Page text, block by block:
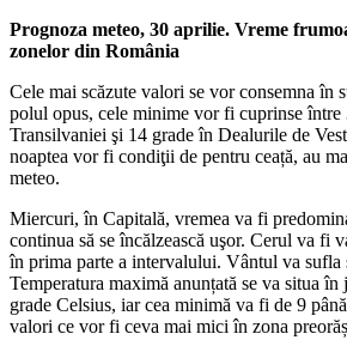
Prognoza meteo, 30 aprilie. Vreme
zonelor din România
Cele mai scăzute valori se vor consemna în
polul opus, cele minime vor fi cuprinse între
Transilvaniei şi 14 grade în Dealurile de
noaptea vor fi condiţii de pentru ceață, au
meteo.
Miercuri, în Capitală, vremea va fi
continua să se încălzească uşor. Cerul va fi
în prima parte a intervalului. Vântul va sufla
Temperatura maximă anunțată se va situa
grade Celsius, iar cea minimă va fi de 9
valori ce vor fi ceva mai mici în zona